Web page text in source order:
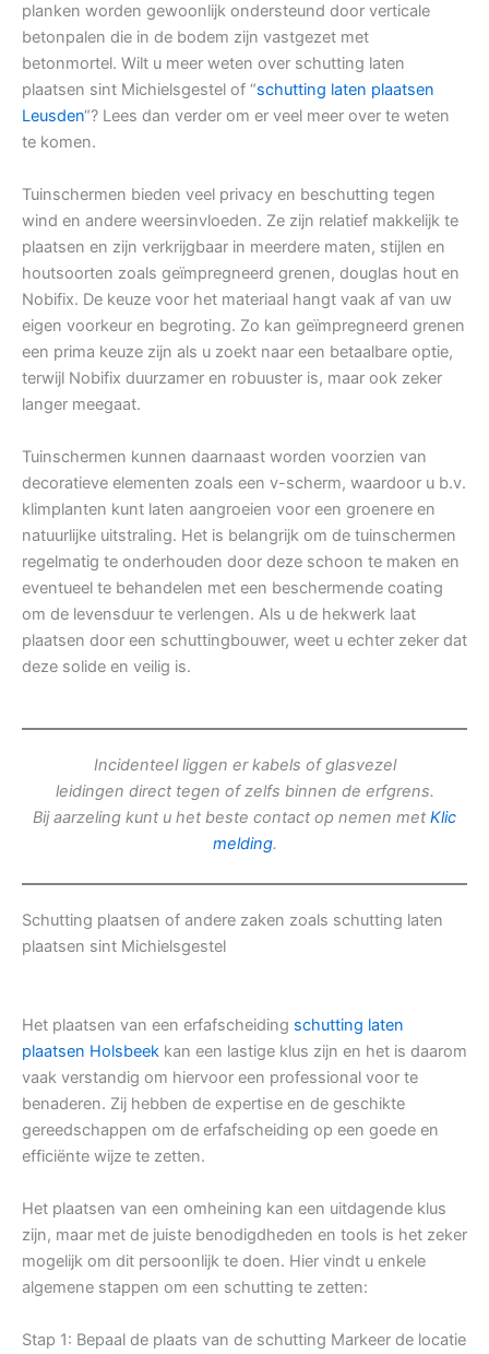
planken worden gewoonlijk ondersteund door verticale
betonpalen die in de bodem zijn vastgezet met
betonmortel. Wilt u meer weten over schutting laten
plaatsen sint Michielsgestel of “schutting laten plaatsen
Leusden“? Lees dan verder om er veel meer over te weten
te komen.
Tuinschermen bieden veel privacy en beschutting tegen
wind en andere weersinvloeden. Ze zijn relatief makkelijk te
plaatsen en zijn verkrijgbaar in meerdere maten, stijlen en
houtsoorten zoals geïmpregneerd grenen, douglas hout en
Nobifix. De keuze voor het materiaal hangt vaak af van uw
eigen voorkeur en begroting. Zo kan geïmpregneerd grenen
een prima keuze zijn als u zoekt naar een betaalbare optie,
terwijl Nobifix duurzamer en robuuster is, maar ook zeker
langer meegaat.
Tuinschermen kunnen daarnaast worden voorzien van
decoratieve elementen zoals een v-scherm, waardoor u b.v.
klimplanten kunt laten aangroeien voor een groenere en
natuurlijke uitstraling. Het is belangrijk om de tuinschermen
regelmatig te onderhouden door deze schoon te maken en
eventueel te behandelen met een beschermende coating
om de levensduur te verlengen. Als u de hekwerk laat
plaatsen door een schuttingbouwer, weet u echter zeker dat
deze solide en veilig is.
Incidenteel liggen er kabels of glasvezel
leidingen direct tegen of zelfs binnen de erfgrens.
Bij aarzeling kunt u het beste contact op nemen met Klic
melding.
Schutting plaatsen of andere zaken zoals schutting laten
plaatsen sint Michielsgestel
Het plaatsen van een erfafscheiding schutting laten
plaatsen Holsbeek kan een lastige klus zijn en het is daarom
vaak verstandig om hiervoor een professional voor te
benaderen. Zij hebben de expertise en de geschikte
gereedschappen om de erfafscheiding op een goede en
efficiënte wijze te zetten.
Het plaatsen van een omheining kan een uitdagende klus
zijn, maar met de juiste benodigdheden en tools is het zeker
mogelijk om dit persoonlijk te doen. Hier vindt u enkele
algemene stappen om een schutting te zetten:
Stap 1: Bepaal de plaats van de schutting Markeer de locatie